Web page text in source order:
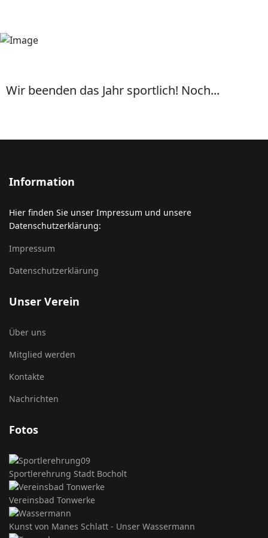
Wir beenden das Jahr sportlich! Noch...
Information
Hier finden Sie unser Impressum und unsere
Datenschutzerklärung:
Impressum
Datenschutzerklärung
Unser Verein
Über uns
Mitglied werden
Kontakte
Nachrichten
Fotos
Sportlerehrung Stadt Bocholt
Vereinsbad Tonwerke
Kunst von Manes Schlatt - Unser Wassermann